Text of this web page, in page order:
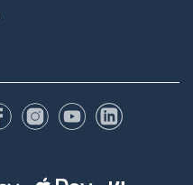
FacebookInstagram
YouTubeLinkedIn